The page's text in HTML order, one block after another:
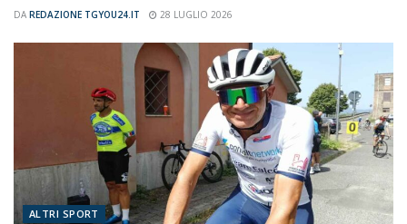
DA REDAZIONE TGYOU24.IT 28 LUGLIO 2026
ALTRI SPORT